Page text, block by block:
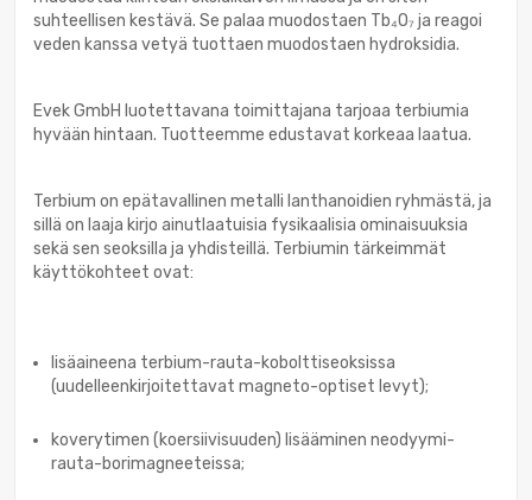
suhteellisen kestävä. Se palaa muodostaen Tb₄O₇ ja reagoi
veden kanssa vetyä tuottaen muodostaen hydroksidia.
Evek GmbH luotettavana toimittajana tarjoaa terbiumia
hyvään hintaan. Tuotteemme edustavat korkeaa laatua.
Terbium on epätavallinen metalli lanthanoidien ryhmästä, ja
sillä on laaja kirjo ainutlaatuisia fysikaalisia ominaisuuksia
sekä sen seoksilla ja yhdisteillä. Terbiumin tärkeimmät
käyttökohteet ovat:
lisäaineena terbium-rauta-kobolttiseoksissa
(uudelleenkirjoitettavat magneto-optiset levyt);
koverytimen (koersiivisuuden) lisääminen neodyymi-
rauta-borimagneeteissa;